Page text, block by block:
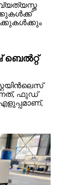
ബെൽറ്റ്
ഫുഡ്